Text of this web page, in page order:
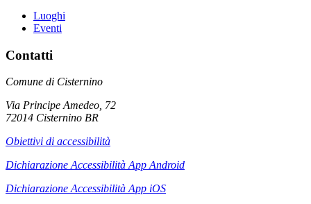
Luoghi
Eventi
Contatti
Comune di Cisternino
Via Principe Amedeo, 72
72014 Cisternino BR
Obiettivi di accessibilità
Dichiarazione Accessibilità App Android
Dichiarazione Accessibilità App iOS